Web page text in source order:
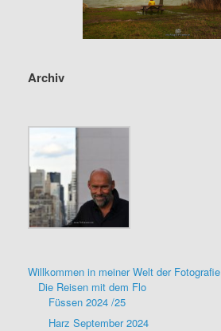
Archiv
Willkommen in meiner Welt der Fotografie
Die Reisen mit dem Flo
Füssen 2024 /25
Harz September 2024